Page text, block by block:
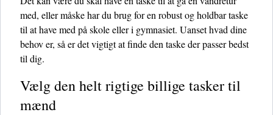
med, eller måske har du brug for en robust og holdbar taske
til at have med på skole eller i gymnasiet. Uanset hvad dine
behov er, så er det vigtigt at finde den taske der passer bedst
til dig.
Vælg den helt rigtige billige tasker til
mænd